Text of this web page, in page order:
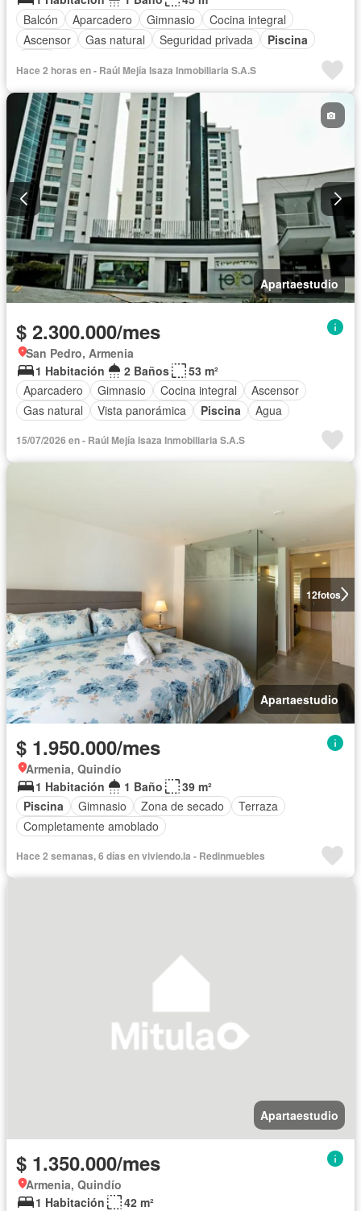
Balcón
Aparcadero Gimnasio
Cocina integral
Ascensor
Gas natural Seguridad privada
Piscina
Hace 2 horas en - Raúl Mejía Isaza Inmobiliaria S.A.S
Apartaestudio
$ 2.300.000/mes
San Pedro, Armenia
1 Habitación
2 Baños
53 m²
Aparcadero
Gimnasio Cocina integral
Ascensor
Gas natural
Vista panorámica Piscina Agua
15/07/2026 en - Raúl Mejía Isaza Inmobiliaria S.A.S
12fotos
Apartaestudio
$ 1.950.000/mes
Armenia, Quindío
1 Habitación
1 Baño
39 m²
Piscina
Gimnasio Zona de secado
Terraza
Completamente amoblado
Hace 2 semanas, 6 días en viviendo.la - Redinmuebles
Apartaestudio
$ 1.350.000/mes
Armenia, Quindío
1 Habitación
42 m²